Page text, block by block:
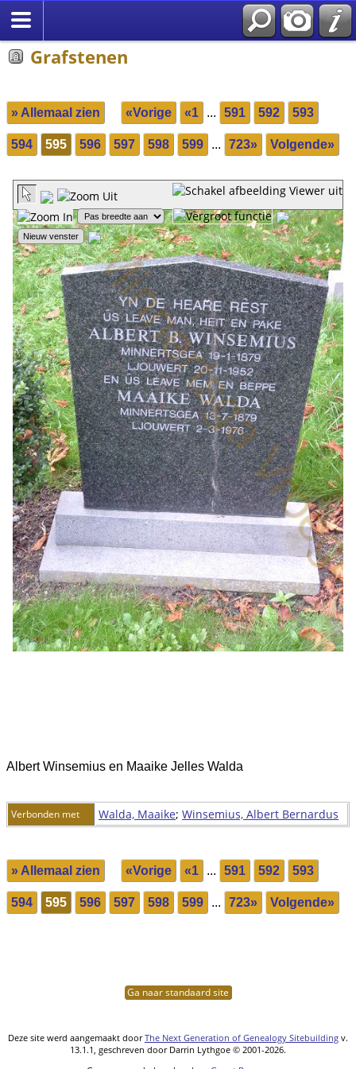
Grafstenen
» Allemaal zien «Vorige «1 ... 591 592 593
594 595 596 597 598 599 ... 723» Volgende»
Albert Winsemius en Maaike Jelles Walda
Verbonden met Walda, Maaike; Winsemius, Albert Bernardus
» Allemaal zien «Vorige «1 ... 591 592 593
594 595 596 597 598 599 ... 723» Volgende»
Ga naar standaard site
Deze site werd aangemaakt doorThe Next Generation of Genealogy Sitebuilding v.
13.1.1, geschreven door Darrin Lythgoe © 2001-2026.